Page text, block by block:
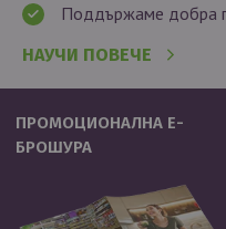
Поддържаме добра
НАУЧИ ПОВЕЧЕ
ПРОМОЦИОНАЛНА Е-
БРОШУРА